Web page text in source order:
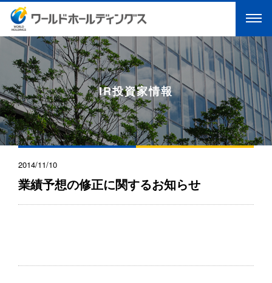
IR投資家情報
2014/11/10
業績予想の修正に関するお知らせ